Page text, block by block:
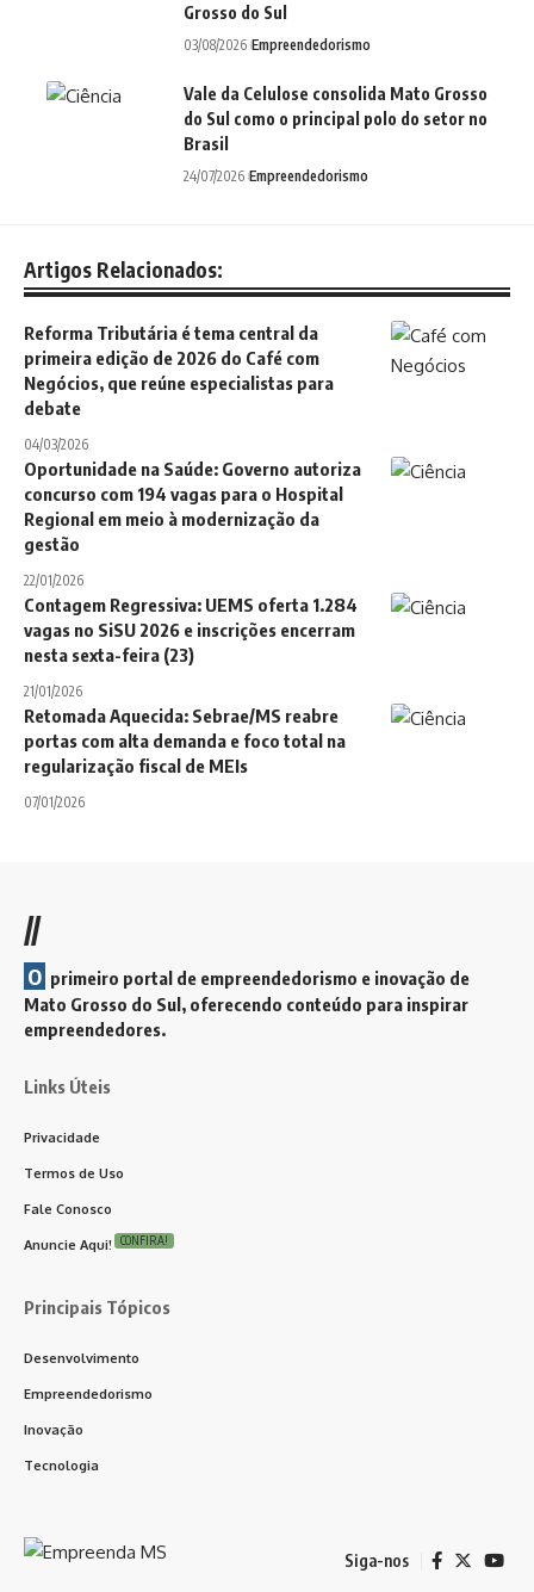
Grosso do Sul
03/08/2026 Empreendedorismo
Vale da Celulose consolida Mato Grosso
do Sul como o principal polo do setor no
Brasil
24/07/2026 Empreendedorismo
Artigos Relacionados:
Reforma Tributária é tema central da
primeira edição de 2026 do Café com
Negócios, que reúne especialistas para
debate
04/03/2026
Oportunidade na Saúde: Governo autoriza
concurso com 194 vagas para o Hospital
Regional em meio à modernização da
gestão
22/01/2026
Contagem Regressiva: UEMS oferta 1.284
vagas no SiSU 2026 e inscrições encerram
nesta sexta-feira (23)
21/01/2026
Retomada Aquecida: Sebrae/MS reabre
portas com alta demanda e foco total na
regularização fiscal de MEIs
07/01/2026
//
O primeiro portal de empreendedorismo e inovação de
Mato Grosso do Sul, oferecendo conteúdo para inspirar
empreendedores.
Links Úteis
Privacidade
Termos de Uso
Fale Conosco
Anuncie Aqui! CONFIRA!
Principais Tópicos
Desenvolvimento
Empreendedorismo
Inovação
Tecnologia
Siga-nos